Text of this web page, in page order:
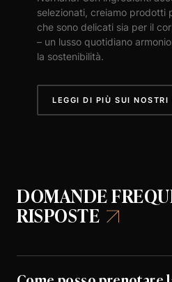
selezionati, creiamo prodotti
che sono delicati sia per il
– un lusso quotidiano
la sostenibilità.
LEGGI DI PIÙ SUI NOSTRI
DOMANDE
RISPOSTE